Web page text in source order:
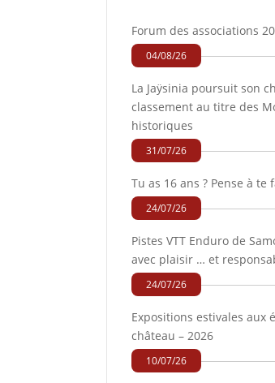
Forum des associations
04/08/26
La Jaÿsinia poursuit son
classement au titre des
historiques
31/07/26
Tu as 16 ans ? Pense à te
24/07/26
Pistes VTT Enduro de
avec plaisir … et
24/07/26
Expositions estivales aux
château – 2026
10/07/26